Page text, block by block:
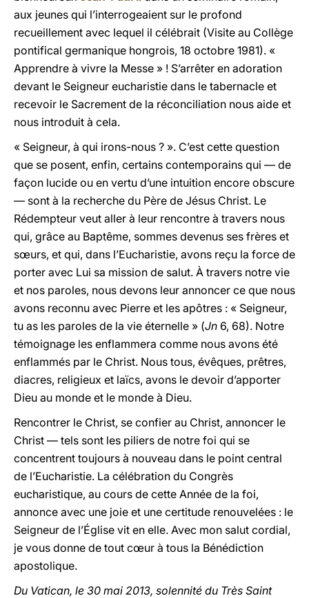
aux jeunes qui l’interrogeaient sur le profond
recueillement avec lequel il célébrait (Visite au Collège
pontifical germanique hongrois, 18 octobre 1981). «
Apprendre à vivre la Messe » ! S’arrêter en adoration
devant le Seigneur eucharistie dans le tabernacle et
recevoir le Sacrement de la réconciliation nous aide et
nous introduit à cela.
« Seigneur, à qui irons-nous ? ». C’est cette question
que se posent, enfin, certains contemporains qui — de
façon lucide ou en vertu d’une intuition encore obscure
— sont à la recherche du Père de Jésus Christ. Le
Rédempteur veut aller à leur rencontre à travers nous
qui, grâce au Baptême, sommes devenus ses frères et
sœurs, et qui, dans l’Eucharistie, avons reçu la force de
porter avec Lui sa mission de salut. À travers notre vie
et nos paroles, nous devons leur annoncer ce que nous
avons reconnu avec Pierre et les apôtres : « Seigneur,
tu as les paroles de la vie éternelle » (Jn 6, 68). Notre
témoignage les enflammera comme nous avons été
enflammés par le Christ. Nous tous, évêques, prêtres,
diacres, religieux et laïcs, avons le devoir d’apporter
Dieu au monde et le monde à Dieu.
Rencontrer le Christ, se confier au Christ, annoncer le
Christ — tels sont les piliers de notre foi qui se
concentrent toujours à nouveau dans le point central
de l’Eucharistie. La célébration du Congrès
eucharistique, au cours de cette Année de la foi,
annonce avec une joie et une certitude renouvelées : le
Seigneur de l’Église vit en elle. Avec mon salut cordial,
je vous donne de tout cœur à tous la Bénédiction
apostolique.
Du Vatican, le 30 mai 2013, solennité du Très Saint